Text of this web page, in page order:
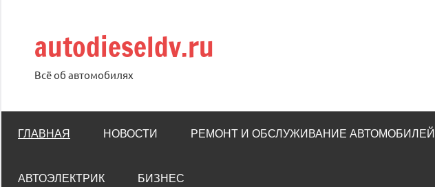
содержимому
autodieseldv.ru
Всё об автомобилях
ГЛАВНАЯ НОВОСТИ РЕМОНТ И ОБСЛУЖИВАНИЕ АВТОМОБИЛЕЙ
АВТОЭЛЕКТРИК БИЗНЕС